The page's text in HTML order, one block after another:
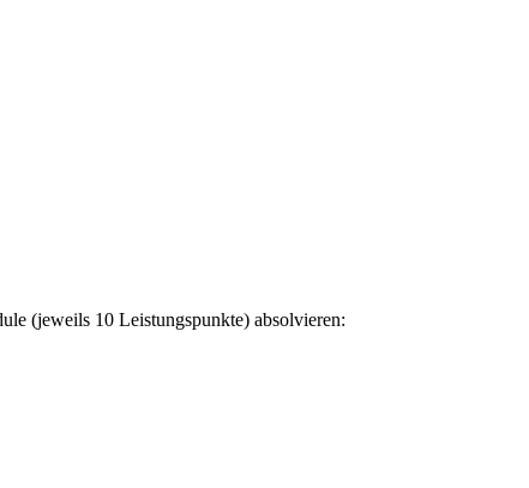
(jeweils 10 Leistungspunkte) absolvieren: